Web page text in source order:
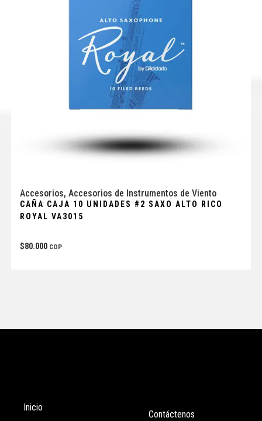
Accesorios, Accesorios de Instrumentos de Viento
CAÑA CAJA 10 UNIDADES #2 SAXO ALTO RICO
ROYAL VA3015
$80.000 COP
Inicio
Contáctenos